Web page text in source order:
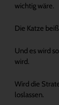
wichtig wäre.
Die Katze
Und es wird
wird.
Wird die
loslassen.